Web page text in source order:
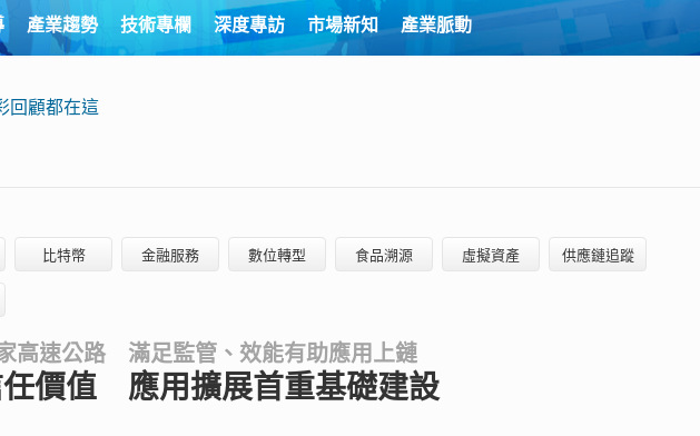
產業趨勢 技術專欄 深度專訪 市場新知 產業脈動
回顧都在這
比特幣 金融服務 數位轉型 食品溯源 虛擬資產 供應鏈追蹤
高速公路 滿足監管、效能有助應用上鏈
價值 應用擴展首重基礎建設